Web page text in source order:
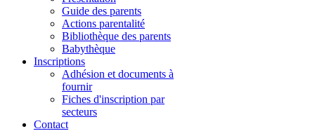
Guide des parents
Actions parentalité
Bibliothèque des parents
Babythèque
Inscriptions
Adhésion et documents à
fournir
Fiches d'inscription par
secteurs
Contact